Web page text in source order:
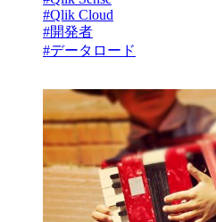
#Qlik Cloud
#開発者
#データロード